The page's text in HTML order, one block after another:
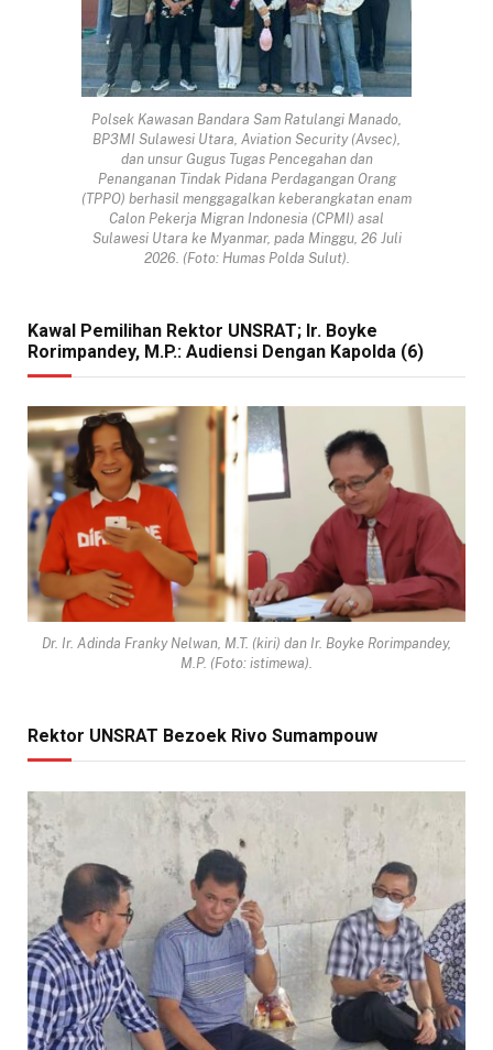
Polsek Kawasan Bandara Sam Ratulangi Manado,
BP3MI Sulawesi Utara, Aviation Security (Avsec),
dan unsur Gugus Tugas Pencegahan dan
Penanganan Tindak Pidana Perdagangan Orang
(TPPO) berhasil menggagalkan keberangkatan enam
Calon Pekerja Migran Indonesia (CPMI) asal
Sulawesi Utara ke Myanmar, pada Minggu, 26 Juli
2026. (Foto: Humas Polda Sulut).
Kawal Pemilihan Rektor UNSRAT; Ir. Boyke
Rorimpandey, M.P.: Audiensi Dengan Kapolda (6)
Dr. Ir. Adinda Franky Nelwan, M.T. (kiri) dan Ir. Boyke Rorimpandey,
M.P. (Foto: istimewa).
Rektor UNSRAT Bezoek Rivo Sumampouw